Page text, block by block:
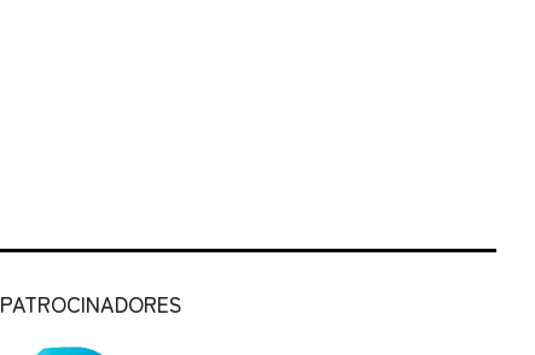
PATROCINADORES